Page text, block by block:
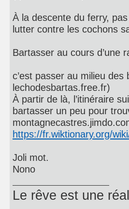
À la descente du ferry,
lutter contre les cochons
Bartasser au cours d’une
c’est passer au milieu
lechodesbartas.free.fr)
À partir de là, l’itinéraire
bartasser un peu pour
https://fr.wiktionary.org/
Joli mot.
Nono
Le rêve est une